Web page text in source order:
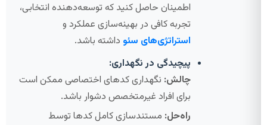
اطمینان حاصل کنید که توسعه‌دهنده انتخابی،
تجربه کافی در بهینه‌سازی عملکرد و
استراتژی‌های سئو داشته باشد.
پیچیدگی در نگهداری:
چالش: نگهداری کدهای اختصاصی ممکن است
برای افراد غیرمتخصص دشوار باشد.
راه‌حل: مستندسازی کامل کدها توسط